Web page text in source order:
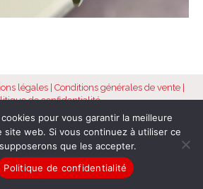
légales Conditions générales de vente
de confidentialité
pour vous garantir la meilleure
site web. Si vous continuez à utiliser ce
que les accepter.
Politique de confidentialité